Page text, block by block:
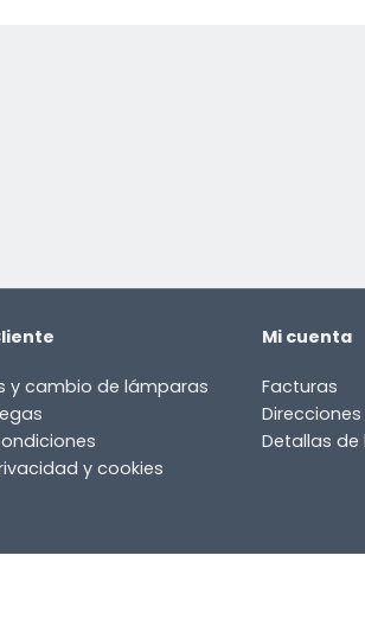
y cambio de lámparas
y cookies
Mi cuenta
Facturas
Direcciones
Detallas